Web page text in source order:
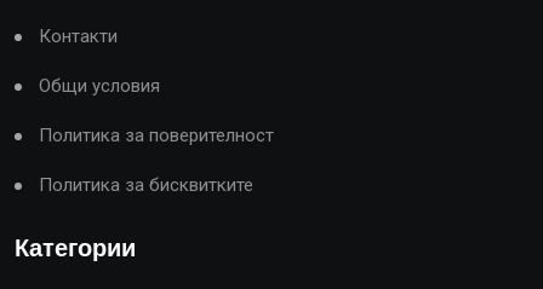
Контакти
Общи условия
Политика за поверителност
Политика за бисквитките
Категории